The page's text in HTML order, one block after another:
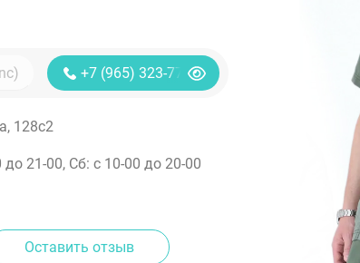
+7 (965) 323-77-88
128с2
до 21-00, Сб: с 10-00 до 20-00
Оставить отзыв